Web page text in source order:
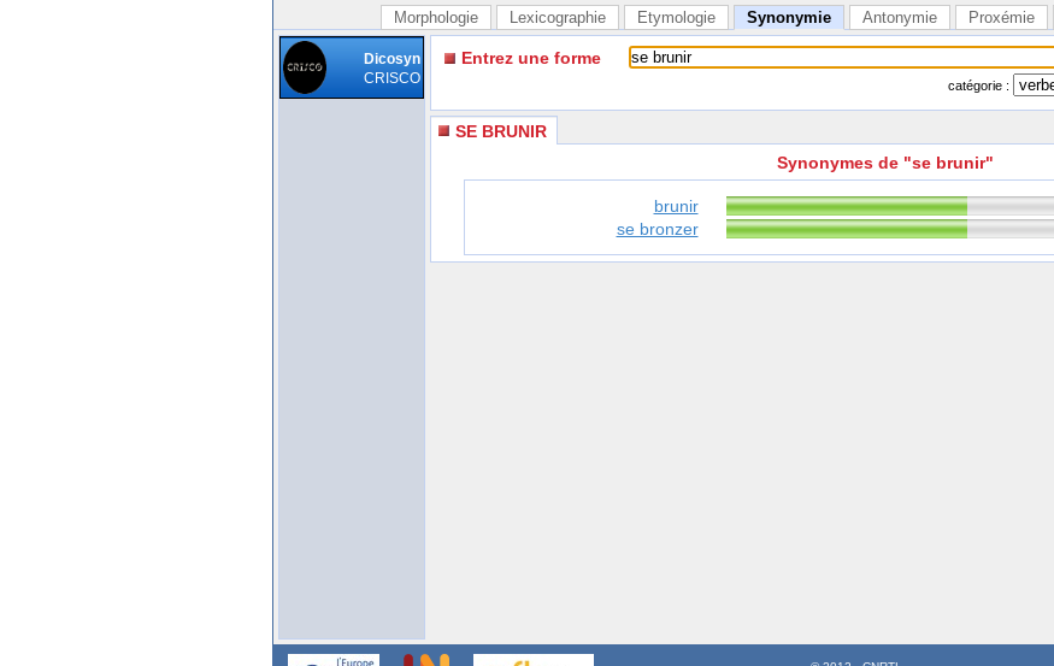
Morphologie Lexicographie Etymologie Synonymie Antonymie Proxémie
Dicosyn
CRISCO
Entrez une forme
catégorie :
SE BRUNIR
Synonymes de "se brunir"
brunir
se bronzer